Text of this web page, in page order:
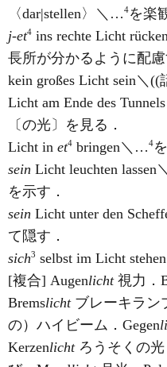
〈dar|stellen〉＼…4を楽
j-et4 ins rechte Licht
長所が分かるように配慮
kein großes Licht sein＼
Licht am Ende des
〔の光〕を見る．
Licht in et4 bringen＼…4
sein Licht leuchten lassen
を示す．
sein Licht unter den
て隠す．
sich3 selbst im Licht
[複合] Augenlicht視力．
Bremslichtブレーキラン
の）ハイビーム．Gegen
Kerzenlichtろうそくの光